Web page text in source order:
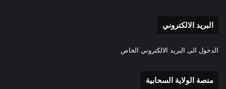
البريد الالكتروني
الدخول الى البريد الالكتروني الخاص
منصة الولاية السحابية